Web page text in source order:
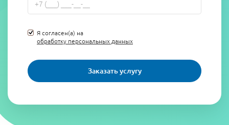
Я согласен(а) на
обработку персональных данных
Заказать услугу